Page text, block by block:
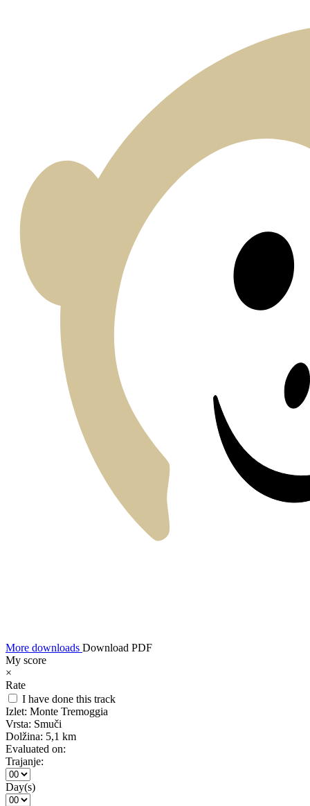
More downloads Download PDF
My score
×
Rate
I have done this track
Izlet: Monte Tremoggia
Vrsta: Smuči
Dolžina: 5,1 km
Evaluated on:
Trajanje:
Day(s)